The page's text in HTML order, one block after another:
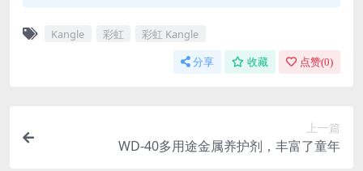
Kangle 彩虹 彩虹 Kangle
分享 收藏 点赞(0)
上一篇
WD-40多用途金属养护剂，丰富了童年